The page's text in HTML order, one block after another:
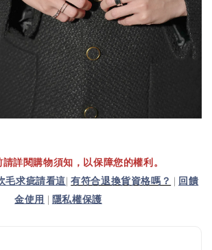
詳閱購物須知，以保障您的權利。
毛求疵請看這 |有符合退換貨資格嗎？
回饋
金使用
隱私權保護